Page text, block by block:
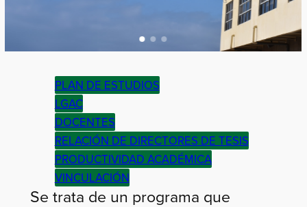
PLAN DE ESTUDIOS
LGAC
DOCENTES
RELACIÓN DE DIRECTORES DE TESIS
PRODUCTIVIDAD ACADÉMICA
VINCULACIÓN
Se trata de un programa que